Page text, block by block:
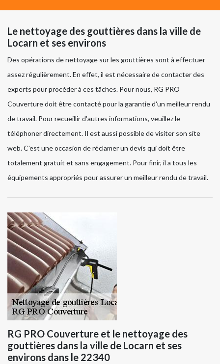
Le nettoyage des gouttières dans la ville de
Locarn et ses environs
Des opérations de nettoyage sur les gouttières sont à effectuer
assez régulièrement. En effet, il est nécessaire de contacter des
experts pour procéder à ces tâches. Pour nous, RG PRO
Couverture doit être contacté pour la garantie d'un meilleur rendu
de travail. Pour recueillir d'autres informations, veuillez le
téléphoner directement. Il est aussi possible de visiter son site
web. C'est une occasion de réclamer un devis qui doit être
totalement gratuit et sans engagement. Pour finir, il a tous les
équipements appropriés pour assurer un meilleur rendu de travail.
RG PRO Couverture et le nettoyage des
gouttières dans la ville de Locarn et ses
environs dans le 22340